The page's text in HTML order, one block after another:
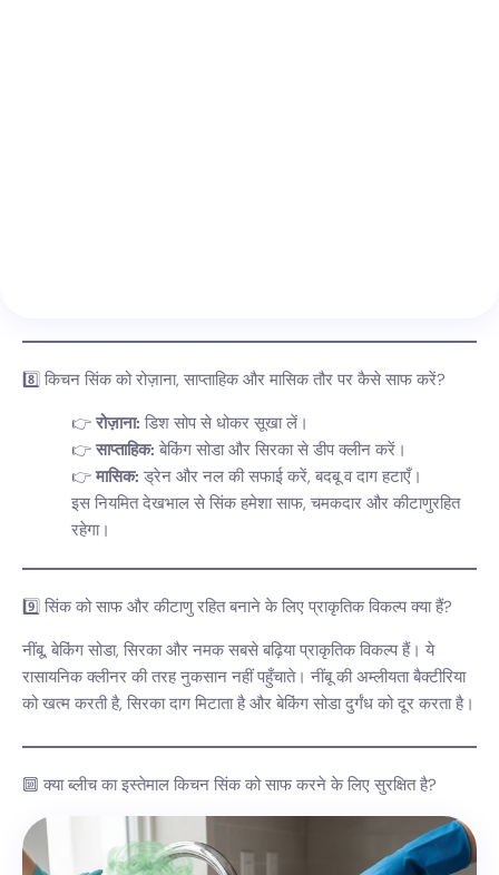
8️⃣ किचन सिंक को रोज़ाना, साप्ताहिक और मासिक तौर पर कैसे साफ करें?
रोज़ाना: डिश सोप से धोकर सूखा लें।
साप्ताहिक: बेकिंग सोडा और सिरका से डीप क्लीन करें।
मासिक: ड्रेन और नल की सफाई करें, बदबू व दाग हटाएँ।
इस नियमित देखभाल से सिंक हमेशा साफ, चमकदार और कीटाणुरहित
रहेगा।
9️⃣ सिंक को साफ और कीटाणु रहित बनाने के लिए प्राकृतिक विकल्प क्या हैं?
नींबू, बेकिंग सोडा, सिरका और नमक सबसे बढ़िया प्राकृतिक विकल्प हैं। ये
रासायनिक क्लीनर की तरह नुकसान नहीं पहुँचाते। नींबू की अम्लीयता बैक्टीरिया
को खत्म करती है, सिरका दाग मिटाता है और बेकिंग सोडा दुर्गंध को दूर करता है।
🔟 क्या ब्लीच का इस्तेमाल किचन सिंक को साफ करने के लिए सुरक्षित है?